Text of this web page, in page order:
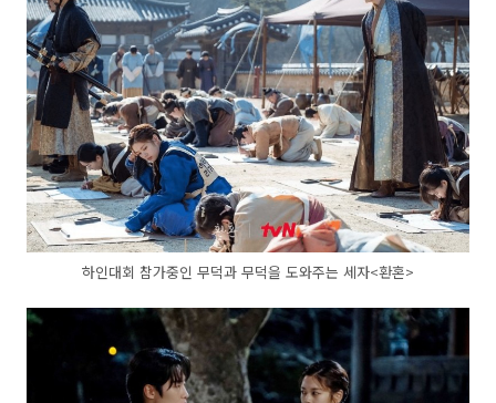
하인대회 참가중인 무덕과 무덕을 도와주는 세자<환혼>